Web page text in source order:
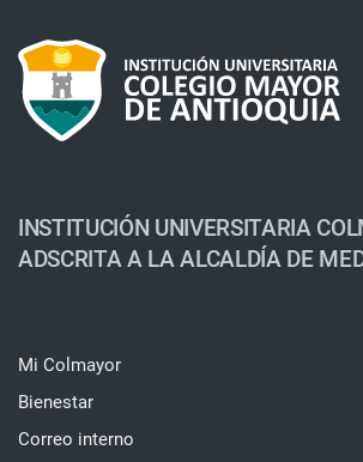
INSTITUCIÓN UNIVERSITARIA
ADSCRITA A LA ALCALDÍA DE
Mi Colmayor
Bienestar
Correo interno